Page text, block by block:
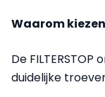
Waarom kiezen
De
duidelijke